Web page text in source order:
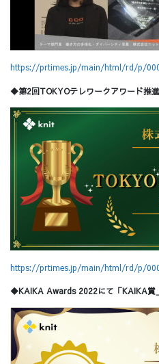
https://prtimes.jp/main/html/rd/p/
◆第2回TOKYOテレワークアワード推
https://prtimes.jp/main/html/rd/p/
◆KAIKA Awards 2022にて「KAIKA賞